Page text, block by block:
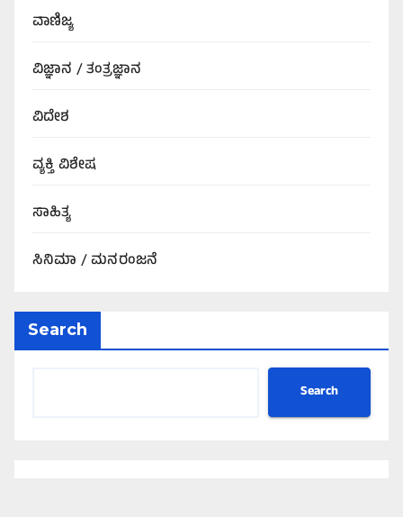
ವಾಣಿಜ್ಯ
ವಿಜ್ಞಾನ / ತಂತ್ರಜ್ಞಾನ
ವಿದೇಶ
ವ್ಯಕ್ತಿ ವಿಶೇಷ
ಸಾಹಿತ್ಯ
ಸಿನಿಮಾ / ಮನರಂಜನೆ
Search
Search